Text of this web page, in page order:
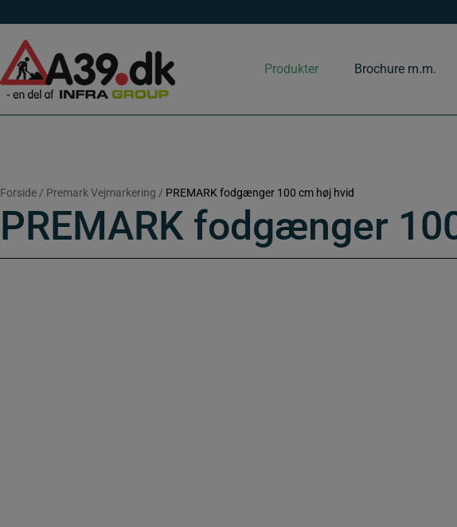
til
indholdet
Produkter Brochure m.m.
Forside / Premark Vejmarkering / PREMARK fodgænger 100 cm høj hvid
PREMARK fodgænger